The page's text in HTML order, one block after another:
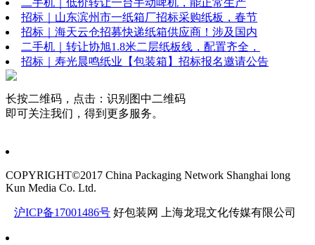
招标｜山东滨州市一纸箱厂招标采购纸板，春节
招标｜海天云仓招募快递纸箱供应商！涉及国内
二手机｜转让协旭1.8米二层纸板线，配置齐全，
招标｜寿光晨鸣纸业【包装箱】招标报名邀请公告
长按二维码，点击：识别图中二维码
即可关注我们，得到更多服务。
COPYRIGHT©2017 China Packaging Network Shanghai long
Kun Media Co. Ltd.
沪ICP备17001486号 好包装网 上海龙琨文化传媒有限公司